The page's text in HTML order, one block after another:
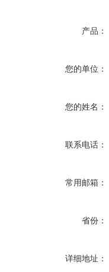
产品：
您的单位：
您的姓名：
联系电话：
常用邮箱：
省份：
详细地址：